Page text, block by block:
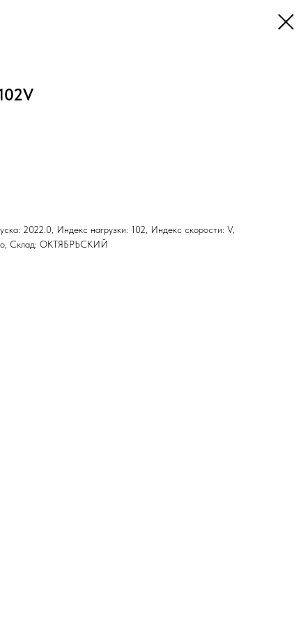
2022.0, Индекс нагрузки: 102, Индекс скорости: V,
Склад: ОКТЯБРЬСКИЙ